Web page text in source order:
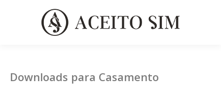
Downloads para Casamento